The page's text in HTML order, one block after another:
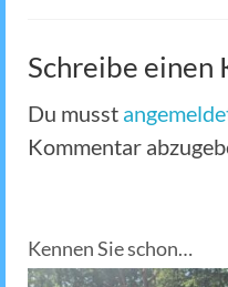
Schreibe einen
Du musst
Kommentar
Kennen Sie schon…